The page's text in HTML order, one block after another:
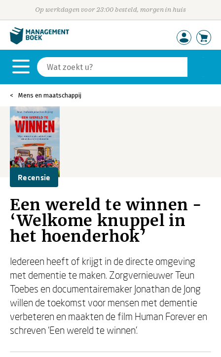
Op werkdagen voor 23:00 besteld, morgen in huis
Mens en maatschappij
Recensie
Een wereld te winnen -
‘Welkome knuppel in
het hoenderhok’
Iedereen heeft of krijgt in de directe omgeving
met dementie te maken. Zorgvernieuwer Teun
Toebes en documentairemaker Jonathan de Jong
willen de toekomst voor mensen met dementie
verbeteren en maakten de film Human Forever en
schreven ‘Een wereld te winnen’.